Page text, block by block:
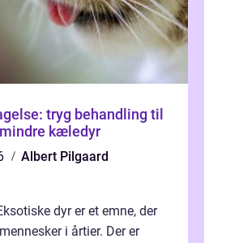
tryg behandling til
kæledyr
Albert Pilgaard
dyr er et emne, der
i årtier. Der er